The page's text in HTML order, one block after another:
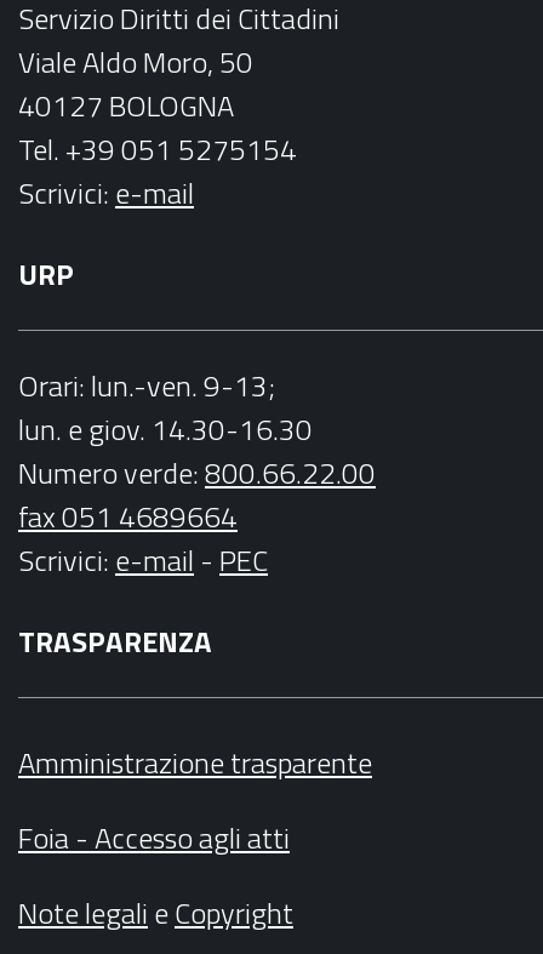
m
Servizio Diritti dei Cittadini
Viale Aldo Moro, 50
40127 BOLOGNA
Tel. +39 051 5275154
Scrivici:e-mail
URP
Orari: lun.-ven. 9-13;
lun. e giov. 14.30-16.30
Numero verde:800.66.22.00
fax 051 4689664
Scrivici:e-mail - PEC
TRASPARENZA
Amministrazione trasparente
Foia - Accesso agli atti
Note legalieCopyright